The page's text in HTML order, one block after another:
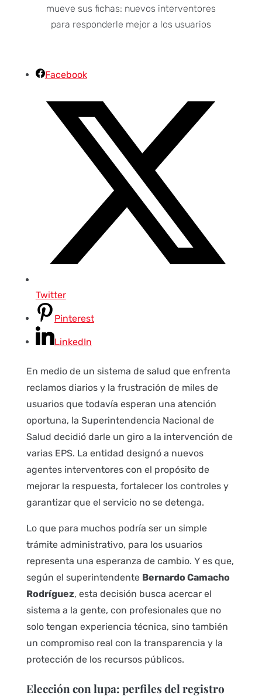
mueve sus fichas: nuevos interventores
para responderle mejor a los usuarios
Facebook
Twitter
Pinterest
LinkedIn
En medio de un sistema de salud que enfrenta
reclamos diarios y la frustración de miles de
usuarios que todavía esperan una atención
oportuna, la Superintendencia Nacional de
Salud decidió darle un giro a la intervención de
varias EPS. La entidad designó a nuevos
agentes interventores con el propósito de
mejorar la respuesta, fortalecer los controles y
garantizar que el servicio no se detenga.
Lo que para muchos podría ser un simple
trámite administrativo, para los usuarios
representa una esperanza de cambio. Y es que,
según el superintendente Bernardo Camacho
Rodríguez, esta decisión busca acercar el
sistema a la gente, con profesionales que no
solo tengan experiencia técnica, sino también
un compromiso real con la transparencia y la
protección de los recursos públicos.
Elección con lupa: perfiles del registro